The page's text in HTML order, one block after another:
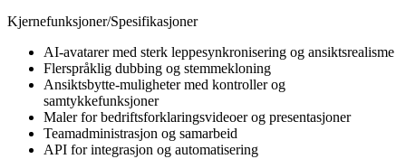
Kjernefunksjoner/Spesifikasjoner
AI-avatarer med sterk leppesynkronisering og ansiktsrealisme
Flerspråklig dubbing og stemmekloning
Ansiktsbytte-muligheter med kontroller og
samtykkefunksjoner
Maler for bedriftsforklaringsvideoer og presentasjoner
Teamadministrasjon og samarbeid
API for integrasjon og automatisering